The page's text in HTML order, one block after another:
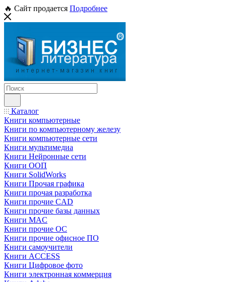
🔥 Сайт продается Подробнее
Каталог
Книги компьютерные
Книги по компьютерному железу
Книги компьютерные сети
Книги мультимедиа
Книги Нейронные сети
Книги ООП
Книги SolidWorks
Книги Прочая графика
Книги прочая разработка
Книги прочие CAD
Книги прочие базы данных
Книги MAC
Книги прочие ОС
Книги прочие офисное ПО
Книги самоучители
Книги ACCESS
Книги Цифровое фото
Книги электронная коммерция